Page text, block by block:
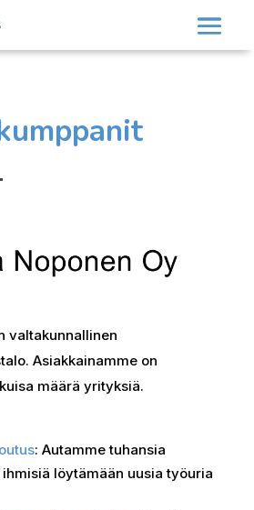
valtakunnallinen
Asiakkainamme on
määrä yrityksiä.
: Autamme tuhansia
löytämään uusia työuria